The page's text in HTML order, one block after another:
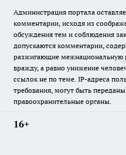
Администрация портала
комментарии, исходя из
обсуждения тем и соблюдения
допускаются комментарии,
разжигающие межнациональную
вражду, а равно унижение
ссылок не по теме. IP-адреса
требования, могут быть
правоохранительные органы.
16+